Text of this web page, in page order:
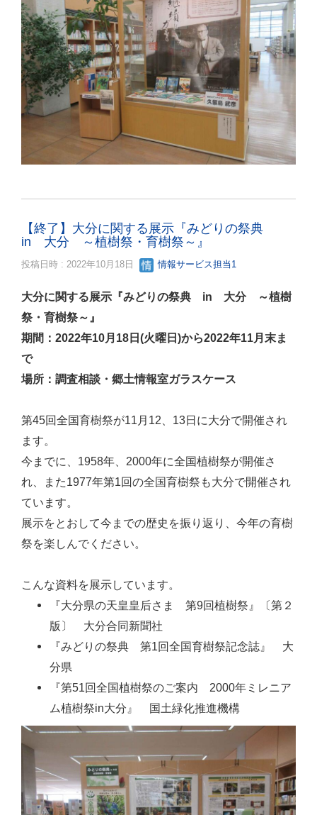
【終了】大分に関する展示『みどりの祭典
in 大分 ～植樹祭・育樹祭～』
投稿日時 : 2022年10月18日 情報サービス担当1
大分に関する展示『みどりの祭典 in 大分 ～植樹
祭・育樹祭～』
期間：2022年10月18日(火曜日)から2022年11月末ま
で
場所：調査相談・郷土情報室ガラスケース
第45回全国育樹祭が11月12、13日に大分で開催され
ます。
今までに、1958年、2000年に全国植樹祭が開催さ
れ、また1977年第1回の全国育樹祭も大分で開催され
ています。
展示をとおして今までの歴史を振り返り、今年の育樹
祭を楽しんでください。
こんな資料を展示しています。
『大分県の天皇皇后さま 第9回植樹祭』〔第２
版〕 大分合同新聞社
『みどりの祭典 第1回全国育樹祭記念誌』 大
分県
『第51回全国植樹祭のご案内 2000年ミレニア
ム植樹祭in大分』 国土緑化推進機構